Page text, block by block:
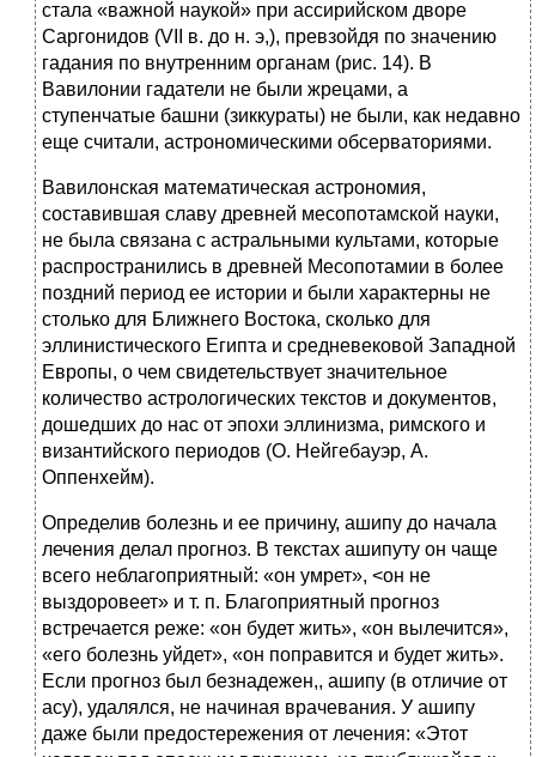
стала «важной наукой» при ассирийском дворе
Саргонидов (VII в. до н. э,), превзойдя по значению
гадания по внутренним органам (рис. 14). В
Вавилонии гадатели не были жрецами, а
ступенчатые башни (зиккураты) не были, как недавно
еще считали, астрономическими обсерваториями.
Вавилонская математическая астрономия,
составившая славу древней месопотамской науки,
не была связана с астральными культами, которые
распространились в древней Месопотамии в более
поздний период ее истории и были характерны не
столько для Ближнего Востока, сколько для
эллинистического Египта и средневековой Западной
Европы, о чем свидетельствует значительное
количество астрологических текстов и документов,
дошедших до нас от эпохи эллинизма, римского и
византийского периодов (О. Нейгебауэр, А.
Оппенхейм).
Определив болезнь и ее причину, ашипу до начала
лечения делал прогноз. В текстах ашипуту он чаще
всего неблагоприятный: «он умрет», <он не
выздоровеет» и т. п. Благоприятный прогноз
встречается реже: «он будет жить», «он вылечится»,
«его болезнь уйдет», «он поправится и будет жить».
Если прогноз был безнадежен,, ашипу (в отличие от
асу), удалялся, не начиная врачевания. У ашипу
даже были предостережения от лечения: «Этот